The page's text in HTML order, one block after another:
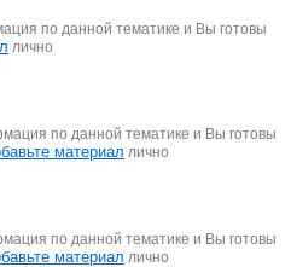
по данной тематике и Вы готовы
лично
по данной тематике и Вы готовы
материал лично
по данной тематике и Вы готовы
материал лично